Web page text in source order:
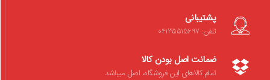
پشتیبانی
تلفن: 04135515697
ضمانت اصل بودن کالا
تمام کالاهای این فروشگاه، اصل میباشد